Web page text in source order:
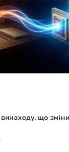
винаходу, що